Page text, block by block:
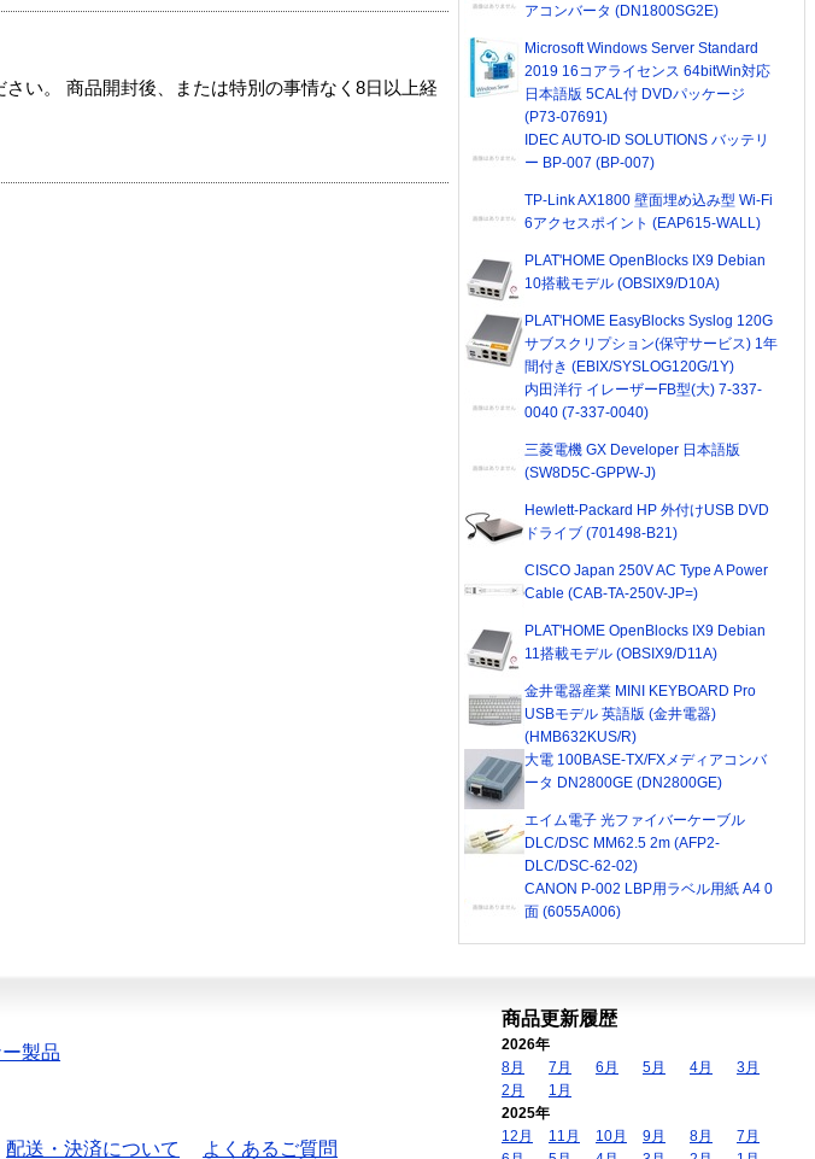
い。 商品開封後、または特別の事情なく8日以上経
アコンバータ (DN1800SG2E)
Microsoft Windows Server Standard
2019 16コアライセンス 64bitWin対応
日本語版 5CAL付 DVDパッケージ
(P73-07691)
IDEC AUTO-ID SOLUTIONS バッテリ
ー BP-007 (BP-007)
TP-Link AX1800 壁面埋め込み型 Wi-Fi
6アクセスポイント (EAP615-WALL)
PLAT'HOME OpenBlocks IX9 Debian
10搭載モデル (OBSIX9/D10A)
PLAT'HOME EasyBlocks Syslog 120G
サブスクリプション(保守サービス) 1年
間付き (EBIX/SYSLOG120G/1Y)
内田洋行 イレーザーFB型(大) 7-337-
0040 (7-337-0040)
三菱電機 GX Developer 日本語版
(SW8D5C-GPPW-J)
Hewlett-Packard HP 外付けUSB DVD
ドライブ (701498-B21)
CISCO Japan 250V AC Type A Power
Cable (CAB-TA-250V-JP=)
PLAT'HOME OpenBlocks IX9 Debian
11搭載モデル (OBSIX9/D11A)
金井電器産業 MINI KEYBOARD Pro
USBモデル 英語版 (金井電器)
(HMB632KUS/R)
大電 100BASE-TX/FXメディアコンバ
ータ DN2800GE (DN2800GE)
エイム電子 光ファイバーケーブル
DLC/DSC MM62.5 2m (AFP2-
DLC/DSC-62-02)
CANON P-002 LBP用ラベル用紙 A4 0
面 (6055A006)
製品
配送・決済について
よくあるご質問
商品更新履歴
2026年
8月
7月 6月 5月 4月
3月
2月
1月
2025年
12月
11月 10月 9月 8月
7月